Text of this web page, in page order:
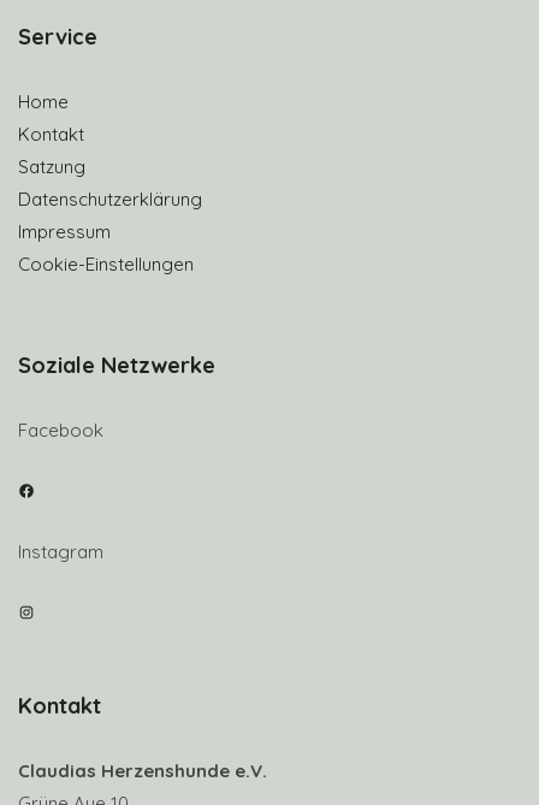
Service
Home
Kontakt
Satzung
Datenschutzerklärung
Impressum
Cookie-Einstellungen
Soziale Netzwerke
Facebook
Facebook
Instagram
Instagram
Kontakt
Claudias Herzenshunde e.V.